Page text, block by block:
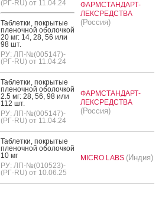
(РГ-RU) от 11.04.24
Таб­летки, пок­ры­тые
пле­ноч­ной обо­лоч­кой
20 мг: 14, 28, 56 или
98 шт.
РУ: ЛП-№(005147)-
(РГ-RU) от 11.04.24
ФАРМСТАНДАРТ-
ЛЕКСРЕДСТВА
(Россия)
Таб­летки, пок­ры­тые
пле­ноч­ной обо­лоч­кой
2.5 мг: 28, 56, 98 или
112 шт.
РУ: ЛП-№(005147)-
(РГ-RU) от 11.04.24
ФАРМСТАНДАРТ-
ЛЕКСРЕДСТВА
(Россия)
Таб­летки, пок­ры­тые
пле­ноч­ной обо­лоч­кой
10 мг
РУ: ЛП-№(010523)-
(РГ-RU) от 10.06.25
MICRO LABS (Индия)